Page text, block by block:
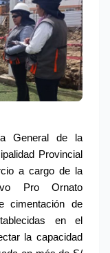
General de la
Provincial
a cargo de la
Pro Ornato
cimentación de
en el
la capacidad